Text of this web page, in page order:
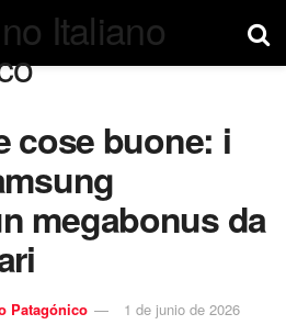
cose buone: i
megabonus da
Patagónico 1 de junio de 2026